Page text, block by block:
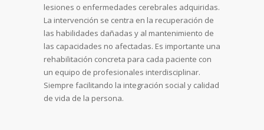
lesiones o enfermedades cerebrales adquiridas.
La intervención se centra en la recuperación de
las habilidades dañadas y al mantenimiento de
las capacidades no afectadas. Es importante una
rehabilitación concreta para cada paciente con
un equipo de profesionales interdisciplinar.
Siempre facilitando la integración social y calidad
de vida de la persona.